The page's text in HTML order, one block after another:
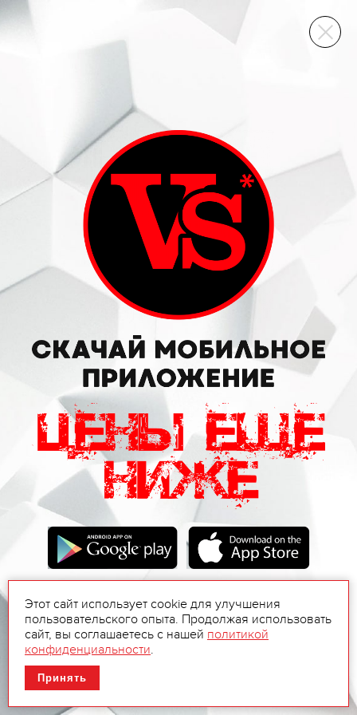
ВИННЫЙ СКЛАД
Этот сайт использует cookie для улучшения
пользовательского опыта. Продолжая использовать
сайт, вы соглашаетесь с нашей политикой
конфиденциальности.
Принять